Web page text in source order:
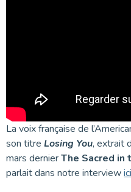
La voix française de
son titre Losing You, extrait
mars dernierThe Sacred in
parlait dans notre interviewici